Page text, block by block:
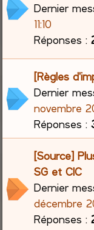
Dernier
11:10
Réponses :
[Règles
Dernier
novembre
Réponses :
[Source]
SG et CIC
Dernier
décembre
Réponses :